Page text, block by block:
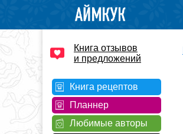
Книга отзывов
и предложений
Книга рецептов
Планнер
Любимые авторы